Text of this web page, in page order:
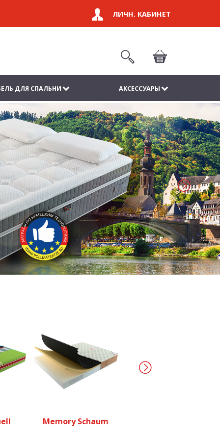
ЛИЧН. КАБИНЕТ
ДЛЯ СПАЛЬНИ АКСЕССУАРЫ
Memory Schaum